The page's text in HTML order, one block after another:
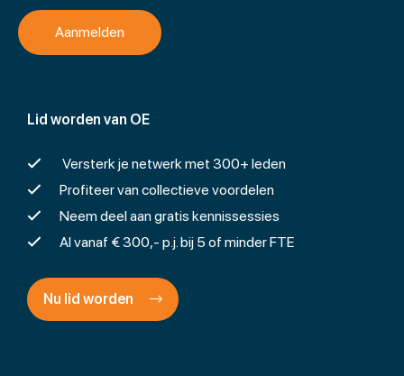
Lid worden van OE
Versterk je netwerk met 300+ leden
Profiteer van collectieve voordelen
Neem deel aan gratis kennissessies
Al vanaf € 300,- p.j. bij 5 of minder FTE
Nu lid worden